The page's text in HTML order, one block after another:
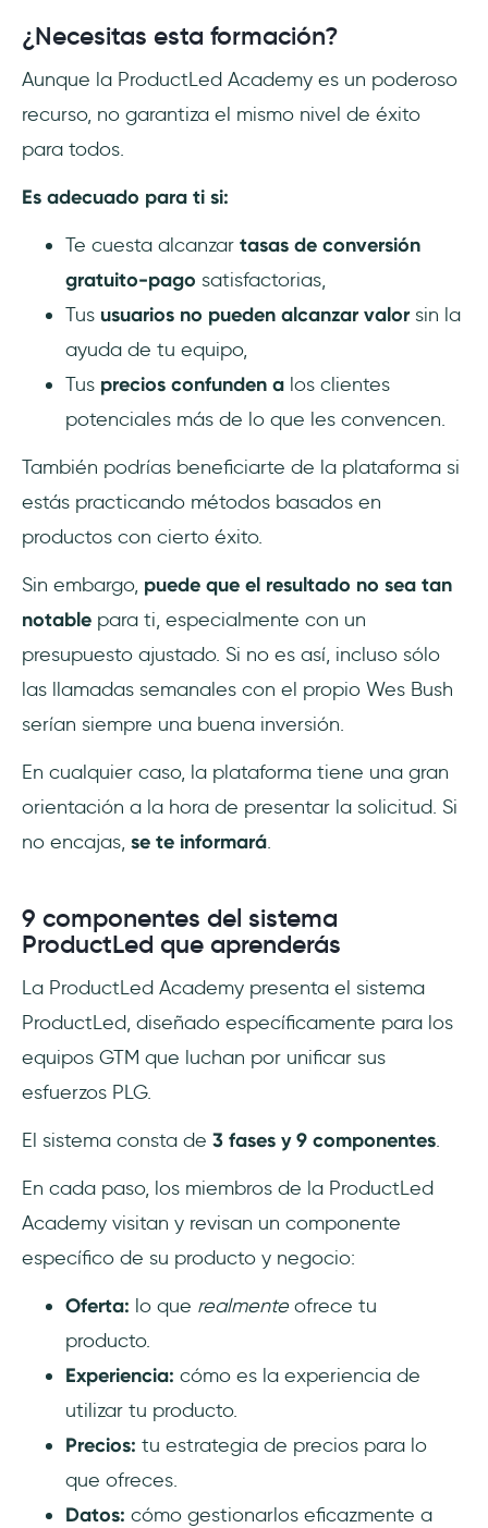
¿Necesitas esta formación?
Aunque la ProductLed Academy es un poderoso
recurso, no garantiza el mismo nivel de éxito
para todos.
Es adecuado para ti si:
Te cuesta alcanzar tasas de conversión
gratuito-pago satisfactorias,
Tus usuarios no pueden alcanzar valor sin la
ayuda de tu equipo,
Tus precios confunden a los clientes
potenciales más de lo que les convencen.
También podrías beneficiarte de la plataforma si
estás practicando métodos basados en
productos con cierto éxito.
Sin embargo, puede que el resultado no sea tan
notable para ti, especialmente con un
presupuesto ajustado. Si no es así, incluso sólo
las llamadas semanales con el propio Wes Bush
serían siempre una buena inversión.
En cualquier caso, la plataforma tiene una gran
orientación a la hora de presentar la solicitud. Si
no encajas, se te informará.
9 componentes del sistema
ProductLed que aprenderás
La ProductLed Academy presenta el sistema
ProductLed, diseñado específicamente para los
equipos GTM que luchan por unificar sus
esfuerzos PLG.
El sistema consta de 3 fases y 9 componentes.
En cada paso, los miembros de la ProductLed
Academy visitan y revisan un componente
específico de su producto y negocio:
Oferta: lo que realmenteofrece tu
producto.
Experiencia: cómo es la experiencia de
utilizar tu producto.
Precios: tu estrategia de precios para lo
que ofreces.
Datos: cómo gestionarlos eficazmente a